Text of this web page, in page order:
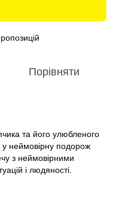
Порівняти
та його улюбленого
у неймовірну подорож
з неймовірними
і людяності.